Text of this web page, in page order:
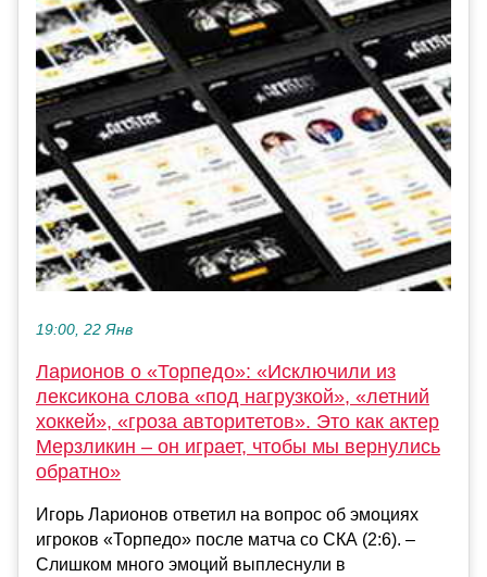
19:00, 22 Янв
Ларионов о «Торпедо»: «Исключили из
лексикона слова «под нагрузкой», «летний
хоккей», «гроза авторитетов». Это как актер
Мерзликин – он играет, чтобы мы вернулись
обратно»
Игорь Ларионов ответил на вопрос об эмоциях
игроков «Торпедо» после матча со СКА (2:6). –
Слишком много эмоций выплеснули в